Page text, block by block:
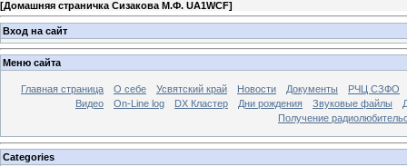
[Домашняя страничка Сизакова М.Ф. UA1WCF]
Вход на сайт
Меню сайта
Главная страница О себе Усвятский край Новости Документы
РЧЦ СЗФО
Видео
On-Line log DX Кластер Дни рождения Звуковые файлы
Получение
Categories